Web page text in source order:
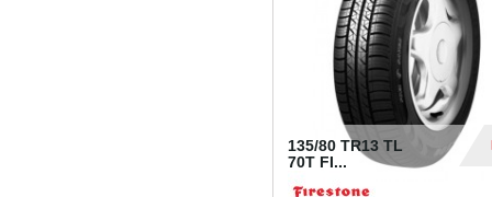
135/80 TR13 TL
70T FI...